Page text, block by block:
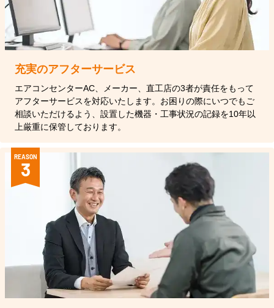
充実のアフターサービス
エアコンセンターAC、メーカー、直工店の3者が責任をもって
アフターサービスを対応いたします。お困りの際にいつでもご
相談いただけるよう、設置した機器・工事状況の記録を10年以
上厳重に保管しております。
REASON
3